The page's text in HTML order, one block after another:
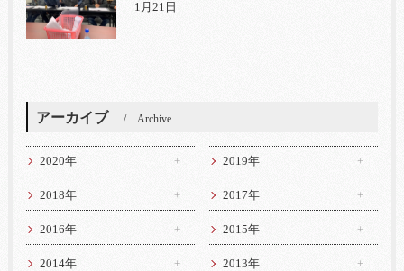
1月21日
アーカイブ Archive
2020年 2019年
2018年 2017年
2016年 2015年
2014年 2013年